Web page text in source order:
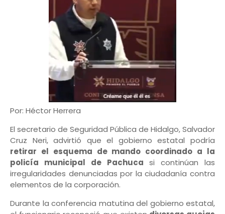
Por: Héctor Herrera
El secretario de Seguridad Pública de Hidalgo,Salvador
Cruz Neri, advirtió que el gobierno estatal podría
retirar el esquema de mando coordinado a la
policía municipal de Pachuca si continúan las
irregularidades denunciadas por la ciudadanía contra
elementos de la corporación.
Durante la conferencia matutina del gobierno estatal,